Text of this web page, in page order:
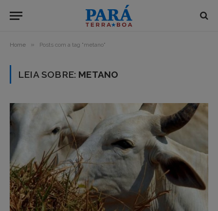
Home » Posts com a tag "metano"
LEIA SOBRE: METANO